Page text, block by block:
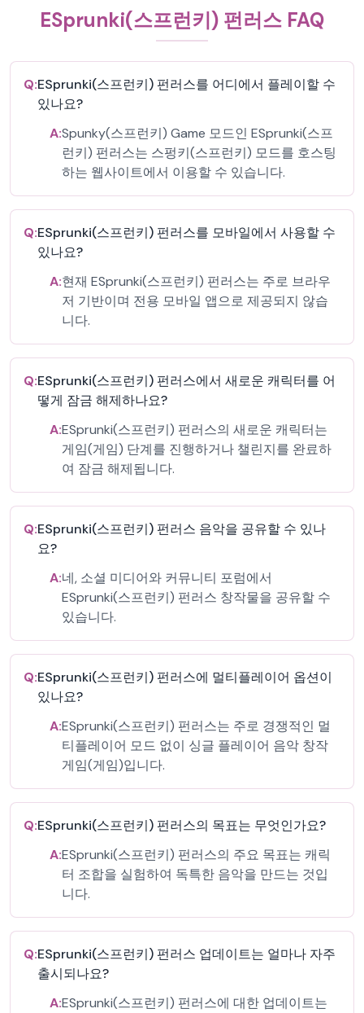
ESprunki(스프런키) 펀러스 FAQ
Q:ESprunki(스프런키) 펀러스를 어디에서 플레이할 수
있나요?
A:Spunky(스프런키) Game 모드인 ESprunki(스프
런키) 펀러스는 스펑키(스프런키) 모드를 호스팅
하는 웹사이트에서 이용할 수 있습니다.
Q:ESprunki(스프런키) 펀러스를 모바일에서 사용할 수
있나요?
A:현재 ESprunki(스프런키) 펀러스는 주로 브라우
저 기반이며 전용 모바일 앱으로 제공되지 않습
니다.
Q:ESprunki(스프런키) 펀러스에서 새로운 캐릭터를 어
떻게 잠금 해제하나요?
A:ESprunki(스프런키) 펀러스의 새로운 캐릭터는
게임(게임) 단계를 진행하거나 챌린지를 완료하
여 잠금 해제됩니다.
Q:ESprunki(스프런키) 펀러스 음악을 공유할 수 있나
요?
A:네, 소셜 미디어와 커뮤니티 포럼에서
ESprunki(스프런키) 펀러스 창작물을 공유할 수
있습니다.
Q:ESprunki(스프런키) 펀러스에 멀티플레이어 옵션이
있나요?
A:ESprunki(스프런키) 펀러스는 주로 경쟁적인 멀
티플레이어 모드 없이 싱글 플레이어 음악 창작
게임(게임)입니다.
Q:ESprunki(스프런키) 펀러스의 목표는 무엇인가요?
A:ESprunki(스프런키) 펀러스의 주요 목표는 캐릭
터 조합을 실험하여 독특한 음악을 만드는 것입
니다.
Q:ESprunki(스프런키) 펀러스 업데이트는 얼마나 자주
출시되나요?
A:ESprunki(스프런키) 펀러스에 대한 업데이트는